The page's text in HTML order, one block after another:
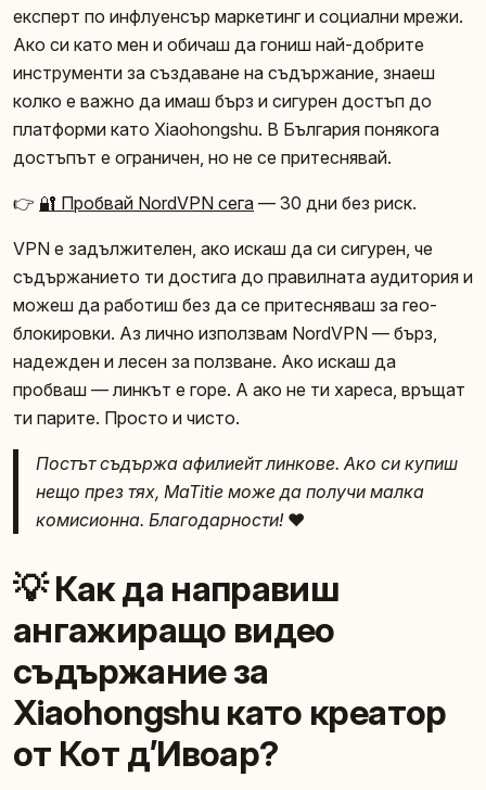
експерт по инфлуенсър маркетинг и социални мрежи.
Ако си като мен и обичаш да гониш най-добрите
инструменти за създаване на съдържание, знаеш
колко е важно да имаш бърз и сигурен достъп до
платформи като Xiaohongshu. В България понякога
достъпът е ограничен, но не се притеснявай.
👉 🔐 Пробвай NordVPN сега — 30 дни без риск.
VPN е задължителен, ако искаш да си сигурен, че
съдържанието ти достига до правилната аудитория и
можеш да работиш без да се притесняваш за гео-
блокировки. Аз лично използвам NordVPN — бърз,
надежден и лесен за ползване. Ако искаш да
пробваш — линкът е горе. А ако не ти хареса, връщат
ти парите. Просто и чисто.
Постът съдържа афилиейт линкове. Ако си купиш
нещо през тях, MaTitie може да получи малка
комисионна. Благодарности!❤️
💡 Как да направиш
ангажиращо видео
съдържание за
Xiaohongshu като креатор
от Кот д’Ивоар?